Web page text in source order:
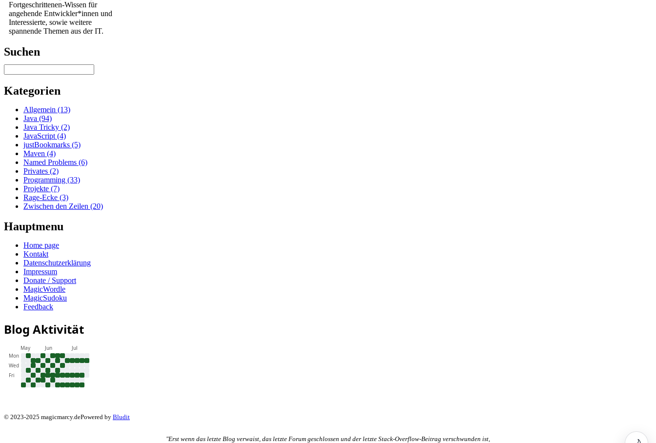
Fortgeschrittenen-Wissen für
angehende Entwickler*innen und
Interessierte, sowie weitere
spannende Themen aus der IT.
Suchen
Kategorien
Allgemein (13)
Java (94)
Java Tricky (2)
JavaScript (4)
justBookmarks (5)
Maven (4)
Named Problems (6)
Privates (2)
Programming (33)
Projekte (7)
Rage-Ecke (3)
Zwischen den Zeilen (20)
Hauptmenu
Home page
Kontakt
Datenschutzerklärung
Impressum
Donate / Support
MagicWordle
MagicSudoku
Feedback
Blog Aktivität
May Jun
Jul
Mon
Wed
Fri
© 2023-2025 magicmarcy.dePowered by Bludit
"Erst wenn das letzte Blog verwaist, das letzte Forum geschlossen und der letzte Stack-Overflow-Beitrag verschwunden ist,